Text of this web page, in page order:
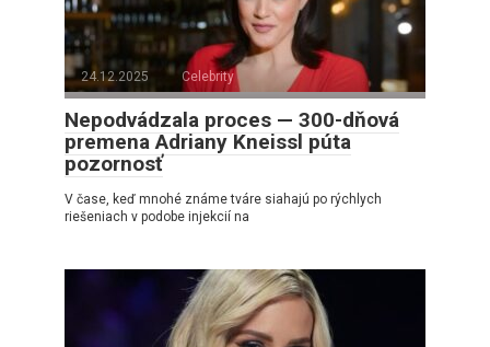
24.12.2025 Celebrity
Nepodvádzala proces — 300-dňová
premena Adriany Kneissl púta
pozornosť
V čase, keď mnohé známe tváre siahajú po rýchlych
riešeniach v podobe injekcií na